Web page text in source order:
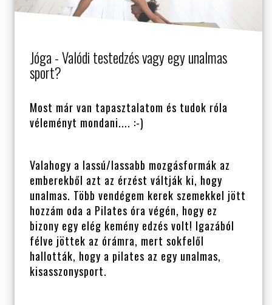
Jóga - Valódi testedzés vagy egy unalmas
sport?
Most már van tapasztalatom és tudok róla
véleményt mondani.... :-)
Valahogy a lassú/lassabb mozgásformák az
emberekből azt az érzést váltják ki, hogy
unalmas. Több vendégem kerek szemekkel jött
hozzám oda a Pilates óra végén, hogy ez
bizony egy elég kemény edzés volt! Igazából
félve jöttek az órámra, mert sokfelől
hallották, hogy a pilates az egy unalmas,
kisasszonysport.